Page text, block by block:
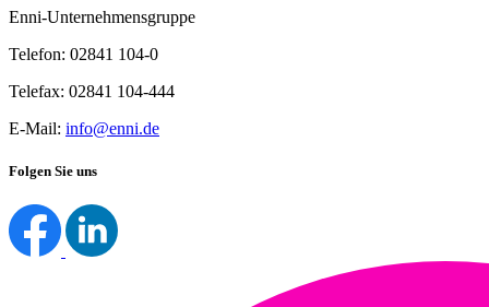
Enni-Unternehmensgruppe
Telefon: 02841 104-0
Telefax: 02841 104-444
E-Mail: info@enni.de
Folgen Sie uns